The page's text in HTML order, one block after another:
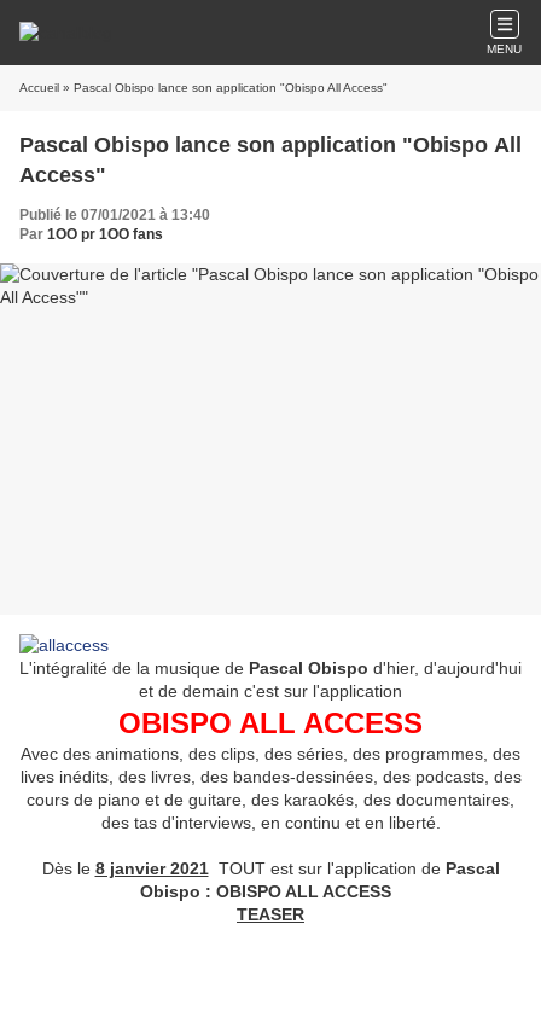
MENU
Accueil » Pascal Obispo lance son application "Obispo All Access"
Pascal Obispo lance son application "Obispo All
Access"
Publié le 07/01/2021 à 13:40
Par 1OO pr 1OO fans
L'intégralité de la musique de Pascal Obispo d'hier, d'aujourd'hui
et de demain c'est sur l'application
OBISPO ALL ACCESS
Avec des animations, des clips, des séries, des programmes, des
lives inédits, des livres, des bandes-dessinées, des podcasts, des
cours de piano et de guitare, des karaokés, des documentaires,
des tas d'interviews, en continu et en liberté.
Dès le 8 janvier 2021TOUT est sur l'application de Pascal
Obispo : OBISPO ALL ACCESS
TEASER